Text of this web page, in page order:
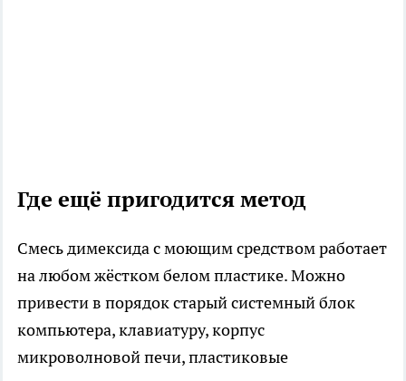
Где ещё пригодится метод
Смесь димексида с моющим средством работает
на любом жёстком белом пластике. Можно
привести в порядок старый системный блок
компьютера, клавиатуру, корпус
микроволновой печи, пластиковые